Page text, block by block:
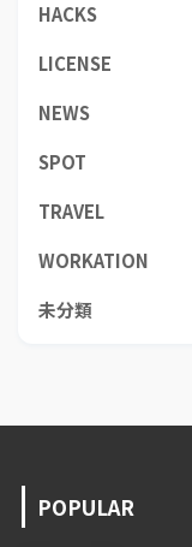
HACKS
LICENSE
NEWS
SPOT
TRAVEL
WORKATION
未分類
POPULAR